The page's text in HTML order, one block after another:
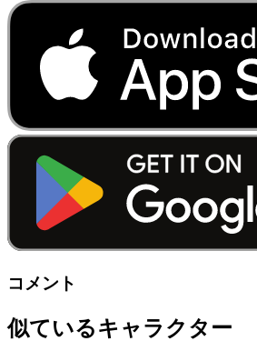
コメント
似ているキャラクター